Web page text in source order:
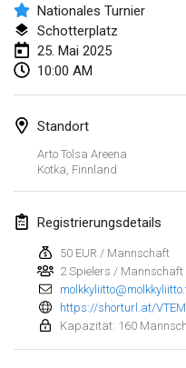
Nationales Turnier
Schotterplatz
25. Mai 2025
10:00 AM
Standort
Arto Tolsa Areena
Kotka Finnland
Registrierungsdetails
50 EUR / Mannschaft
2 Spielers / Mannschaft
https://shorturl.at/
Kapazität: 160
Indoor Polish Open
19. Jan. 2025
Tournoi de Mölkky
25. Jan. 2025
Februar 2025
7. Feb. 2025|
Open des
8. Feb. 2025|